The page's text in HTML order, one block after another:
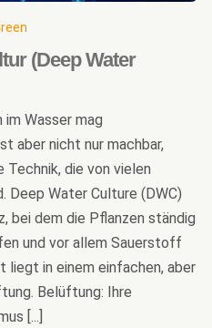
(Deep Water
im Wasser mag
aber nicht nur machbar,
Technik, die von vielen
Deep Water Culture (DWC)
bei dem die Pflanzen ständig
und vor allem Sauerstoff
liegt in einem einfachen, aber
Belüftung: Ihre
[...]